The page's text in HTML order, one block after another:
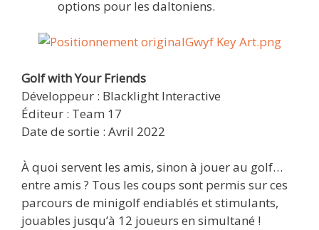
options pour les daltoniens.
Golf with Your Friends
Développeur : Blacklight Interactive
Éditeur : Team 17
Date de sortie : Avril 2022
À quoi servent les amis, sinon à jouer au golf…
entre amis ? Tous les coups sont permis sur ces
parcours de minigolf endiablés et stimulants,
jouables jusqu’à 12 joueurs en simultané !